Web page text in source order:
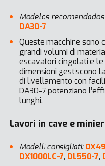
Modelos
DA30-7
Queste macchine sono
grandi volumi di
escavatori cingolati e
dimensioni gestiscono
di livellamento con
DA30-7 potenziano
lunghi.
Lavori in cave e
Modelli consigliati:
DX1000LC-7, DL550-7,